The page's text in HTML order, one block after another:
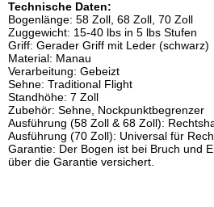
Technische Daten:
Bogenlänge: 58 Zoll, 68 Zoll, 70 Zoll
Zuggewicht: 15-40 lbs in 5 lbs Stufen
Griff: Gerader Griff mit Leder (schwarz)
Material: Manau
Verarbeitung: Gebeizt
Sehne: Traditional Flight
Standhöhe: 7 Zoll
Zubehör: Sehne, Nockpunktbegrenzer
Ausführung (58 Zoll & 68 Zoll):
Ausführung (70 Zoll): Universal für
Garantie: Der Bogen ist bei Bruch und
über die Garantie versichert.